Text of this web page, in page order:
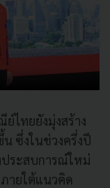
ไทยยังมุ่งสร้าง
ซึ่งในช่วงครึ่งปี
ประสบการณ์ใหม่
ายใต้แนวคิด